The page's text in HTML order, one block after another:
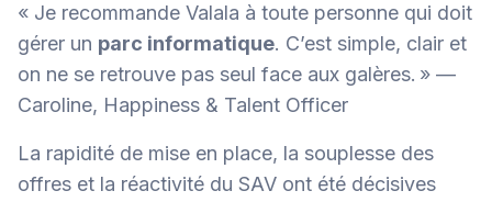
« Je recommande Valala à toute personne qui doit
gérer un parc informatique. C’est simple, clair et
on ne se retrouve pas seul face aux galères. » —
Caroline, Happiness & Talent Officer
La rapidité de mise en place, la souplesse des
offres et la réactivité du SAV ont été décisives